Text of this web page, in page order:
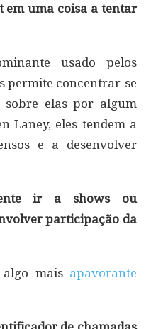
em uma coisa a tentar
usado pelos
permite concentrar-se
elas por algum
Laney, eles tendem a
e a desenvolver
ir a shows ou
participação da
algo mais apavorante